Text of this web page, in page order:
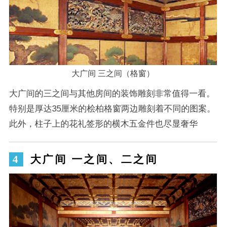
大广间 三之间（格窗）
大广间的三之间与其他房间的装饰雕刻非常值得一看。
特别是厚达35厘米的桧柏格窗两边雕刻着不同的图案。
此外，柱子上的花礼签形的横木五金件也尽显奢华
大广间 一之间、二之间